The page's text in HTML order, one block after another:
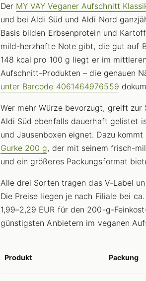
Der MY VAY Veganer Aufschnitt
und bei Aldi Süd und Aldi Nord
Basis bilden Erbsenprotein und
mild-herzhafte Note gibt, die gut auf
148 kcal pro 100 g liegt er im
Aufschnitt-Produkten – die genauen
unter Barcode 4061464976559
Wer mehr Würze bevorzugt, greift zur
Aldi Süd ebenfalls dauerhaft gelistet
und Jausenboxen eignet. Dazu kommt
Gurke 200 g, der mit seinem frisch-
und ein größeres Packungsformat
Alle drei Sorten tragen das V-Label
Die Preise liegen je nach Filiale bei
1,99–2,29 EUR für den 200-g-
günstigsten Anbietern im veganen
Produkt Packung